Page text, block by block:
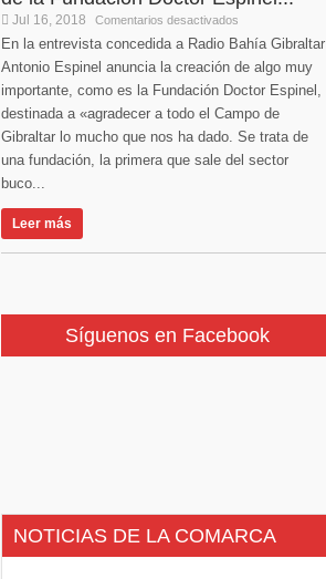
Jul 16, 2018 Comentarios desactivados
En la entrevista concedida a Radio Bahía Gibraltar
Antonio Espinel anuncia la creación de algo muy
importante, como es la Fundación Doctor Espinel,
destinada a «agradecer a todo el Campo de
Gibraltar lo mucho que nos ha dado. Se trata de
una fundación, la primera que sale del sector
buco...
Leer más
Síguenos en Facebook
NOTICIAS DE LA COMARCA